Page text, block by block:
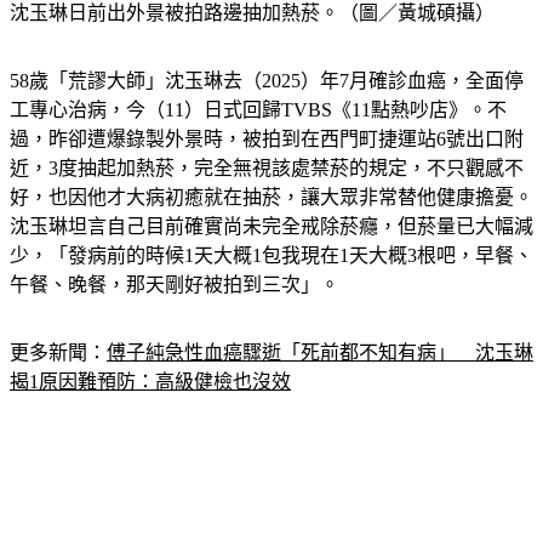
沈玉琳日前出外景被拍路邊抽加熱菸。（圖／黃城碩攝）
58歲「荒謬大師」沈玉琳去（2025）年7月確診血癌，全面停
工專心治病，今（11）日式回歸TVBS《11點熱吵店》。不
過，昨卻遭爆錄製外景時，被拍到在西門町捷運站6號出口附
近，3度抽起加熱菸，完全無視該處禁菸的規定，不只觀感不
好，也因他才大病初癒就在抽菸，讓大眾非常替他健康擔憂。
沈玉琳坦言自己目前確實尚未完全戒除菸癮，但菸量已大幅減
少，「發病前的時候1天大概1包我現在1天大概3根吧，早餐、
午餐、晚餐，那天剛好被拍到三次」。
更多新聞： 傅子純急性血癌驟逝「死前都不知有病」　沈玉琳
揭1原因難預防：高級健檢也沒效